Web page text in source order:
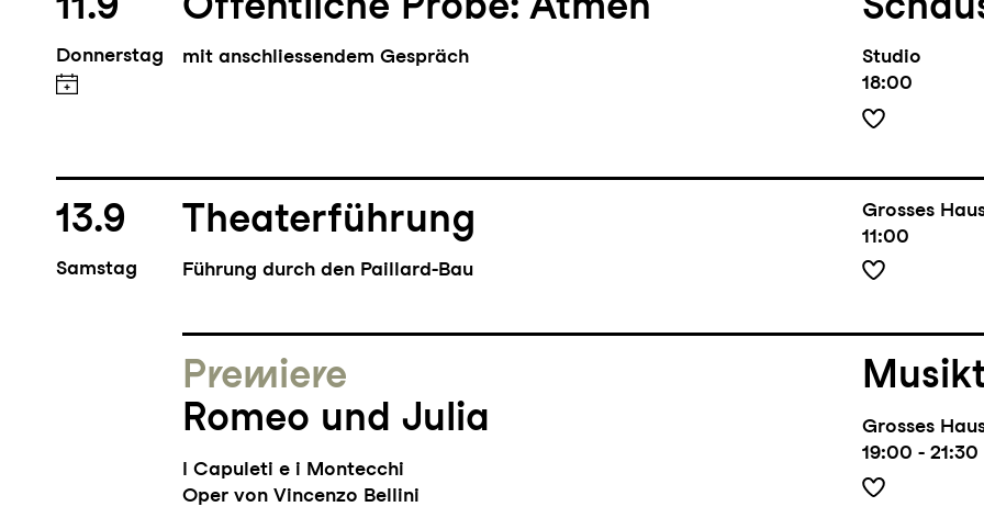
Donnerstag mit anschliessendem Gespräch
Studio
18:00
13.9
Samstag
Theaterführung
Führung durch den Paillard-Bau
Grosses
11:00
Premiere
Romeo und Julia
I Capuleti e i Montecchi
Oper von Vincenzo Bellini
Grosses
19:00 - 21:30